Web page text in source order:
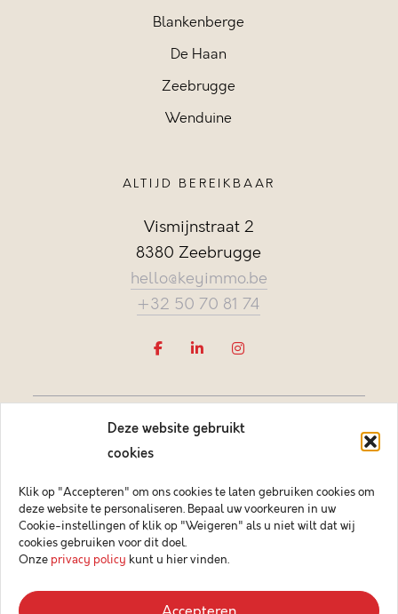
Deze website gebruikt
cookies
Klik op "Accepteren" om ons cookies te laten gebruiken cookies om
deze website te personaliseren. Bepaal uw voorkeuren in uw
Cookie-instellingen of klik op "Weigeren" als u niet wilt dat wij
cookies gebruiken voor dit doel.
Onze privacy policy kunt u hier vinden.
Blankenberge
De Haan
Zeebrugge
Wenduine
ALTIJD BEREIKBAAR
Vismijnstraat 2
8380 Zeebrugge
hello@keyimmo.be
+32 50 70 81 74
Vastgoedmakelaar-bemiddelaar BIV België BIV 505084
Ondernemingsnummer BTW-BE 0878.744.081 BA &
borgstelling via NV AXA Belgium (polisnr. 730.390.160)
© 2026 Key Immo